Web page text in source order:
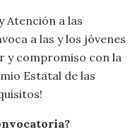
Atención a las
a las y los jóvenes
y compromiso con la
Estatal de las